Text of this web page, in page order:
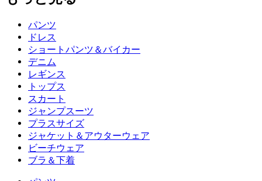
パンツ
パンツ
ジョガー
ワークパンツ
フローショートパンツ
ドレス
ドレス
スポーツドレス
マキシ＆ミディドレス
ミニドレス
ショートパンツ＆バイカー
ショートパンツ＆バイカー
バイカー
デニムショートパンツ
2.5インチショートパンツ
デニム
デニム
デニムレギンス
ワイドレッグジーンズ
デニムショートパンツ
デニムスカート
レギンス
レギンス
デニムレギンス
ヒップアップレギンス
ヨガレギンス
トップス
トップス
スポーツブラ
Tシャツ
スカート
スカート
アクティブスカート
ミニスカート
マキシ＆ミディスカート
ジャンプスーツ
ジャンプスーツ
オーバーオール
ロンパース
プラスサイズ
プラスサイズ
プラスサイズボトムス
プラスサイズトップス
プラスサイズドレス
ジャケット＆アウターウェア
ジャケット＆アウターウェア
ジャケット＆アウターウェア
アウターウェア
ビーチウェア
ビーチウェア
水着トップス
ブラ＆下着
ブラ＆下着